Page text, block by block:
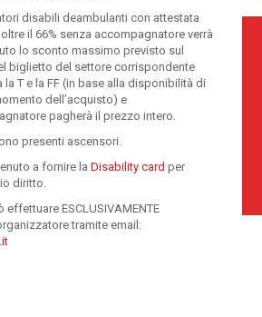
disabili deambulanti con attestata
il 66% senza accompagnatore verrà
lo sconto massimo previsto sul
biglietto del settore corrispondente
la T e la FF (in base alla disponibilità di
dell’acquisto) e
pagherà il prezzo intero.
presenti ascensori.
a fornire la Disability card per
diritto.
effettuare ESCLUSIVAMENTE
tramite email: